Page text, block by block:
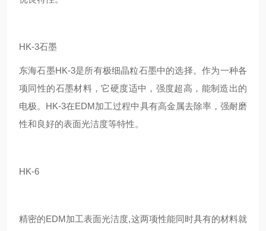
HK-3石墨
东海石墨HK-3是所有极细晶粒石墨中的选择。作为一种各
项同性的石墨材料，它硬度适中，强度超高，能制造出的
电极。HK-3在EDM加工过程中具有高金属去除率，强耐磨
性和良好的表面光洁度等特性。
HK-6
精密的EDM加工表面光洁度,这两项性能同时具有的材料就